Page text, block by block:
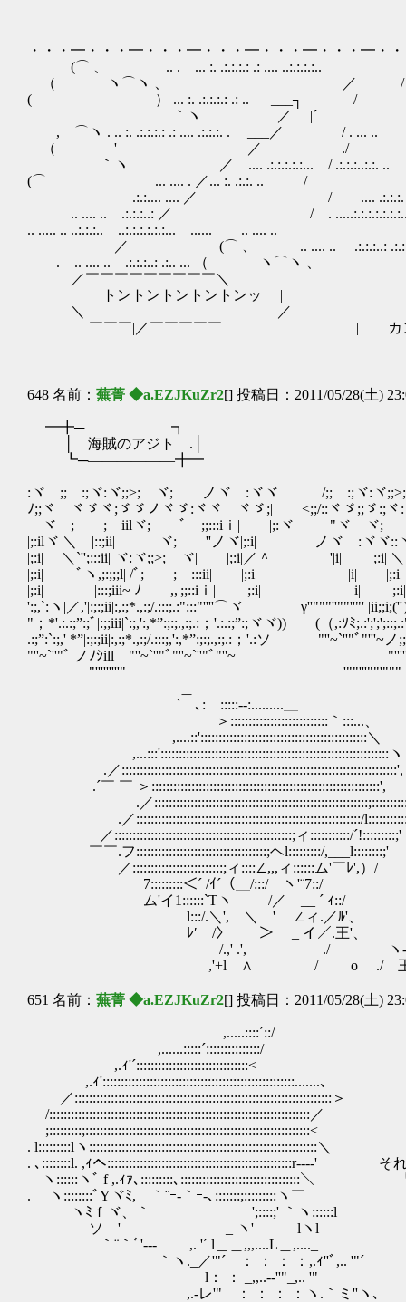
・・・━・・・━・・・━・・・━・・・━・・・━
(⌒ 、 .. . ... :. .:.:.:.: .: .... ..:.:.:.:..
（ ヽ⌒ヽ 、 ／ / .. .:.:.:..:
( ） ... :. .:.:.:.: .: .. ___┐ / /
｀ヽ ／ |´ ,
, ⌒ヽ . .. :. .:.:.:.: .: .... .:.:.:. . |___／ / . ... ..
（ ' ／ ./ ヽ
ゝ ｀ヽ ／ .... .:.:.:.:.:... / .:.:.:..:.:.
(⌒ ... .... . ／... :. .:.:. ..
.:.:.... .... ／ / .... .:.:.:. . .. | ...
.. .... .. .:.:.:..: ／ / .
.. ..... .. ..:.:.:.. ..:.:.:.:.:.:... ...... ..
／ (⌒ 、 .. .... .. .:.:.:..: .:.:... , ⌒
. .. .... .. .:.:.:..: .:.. ... （ ヽ⌒
／￣￣￣￣￣￣￣￣￣＼
| トントントントントンッ |
＼ ／ ／￣￣￣￣
￣￣￣|／￣￣￣￣￣ | カン
648 名前： 蕪菁 ◆a.EZJKuZr2[] 投稿日：2011/05/28(土)
━╋─――――――┓
│ 海賊のアジト .│
┗─――――――╋━
:ヾゞ;;ゞ:;ヾ:ヾ;;>;ゞヾ;ゞゞノヾゞ:ヾヾ /;;ゞ:;ヾ:ヾ
ﾉ;;ヾ ヾゞヾ;ゞゞノヾゞ:ヾヾ ヾゞ;| <;;/::ヾゞ;;ゞ:;ヾ:
ゞヾ ;ゞゞ;ゞiilヾ;ゞゞﾞゞ;;:::iｉ| |;:ヾゞ "ヾゞヾ;ゞ
|;:ilヾ ＼ |::;ii| ヾ;ゞゞ''ノヾ|;:i| ノヾゞ:ヾヾ
|;:i| ＼`'';:::ii| ヾ:ヾ;;>;ゞヾ| |;:i|／＾ '|i| |;:i| ＼｀
|;:i| ﾞヽ,;:;;;l| /ﾞ;ゞゞ;ゞ:::ii| |;:i| |i| |;:i|
|;:i| |:::;iii~ ﾉ ,,|;;::iｉ| |;:i| |i| |;:i|
':;,`:ヽ|／,'|:;:;ii|:,:;*.,:;/.:::;.:":::"''''⌒ヾゞ γ''"""''""''"'
"；*'.:.:;”:;ﾞ|:;;iii|`:;,':,*”:;:;.,:;.:；'.:.:;”:;ヾヾ)) (（,:ｿﾐ
.:;”:`:;,' *”|:;:;ii|:,:;*.,:;/.:::;,':,*”:;:;.,:;.:；'.:ソ "''~`''"ﾞ"'''~ノ
"''~`''"ﾞ ノﾉｼillゝ"''~`''"ﾞ"''~`''"ﾞ"''~
"'''''''''" '""'''""'"""
` ､:￣:::::‐-:.........＿
＞:::::::::::::::::::::::::::｀:::...、
,....::'::::::::::::::::::::::::::::::::::::::::::::::＼
,...:::':::::::::::::::::::::::::::::::::::::::::::::::::::::::::::::::ヽ
.／::::::::::::::::::::::::::::::::::::::::::::::::::::::::::::::::::::::::::::',
.´￣ ￣ ＞:::::::::::::::::::::::::::::::::::::::::::::::::::::::::::::::',
.／
.／::::::::::::::::::::::::::::::::::::::::::::::::::::::::::::::/
／:::::::::::::::::::::::::::::::::::::::::::::::::;ィ:::::::::::/
￣￣.フ::::::::::::::::::::::::::::::::::::;ヘl:::::::::/,___l::::::::;'
／:::::::::::::::::::::::::;ィ::::∠,,,ィ::::::ム'￣ﾚ',）
￣￣7:::::::::＜´ /ｲ´（＿/:::/￣ヽ'¨7::/
ム'イ1::::::`Tヽ /／ __ ´ ｨ::/
l:::/.＼', ＼ ' ∠ィ.／ﾙ'、
ﾚ′ /〉 ＞ _ イ／.王'、
/.,' .', ./ ヽ-､ -‐'
,'+l ∧ / o ./ 王
651 名前： 蕪菁 ◆a.EZJKuZr2[] 投稿日：2011/05/28(土)
,.....::::´::/
,......:::::´:::::::::::::::/
,.ｨ'´:::::::::::::::::::::::::::::::<
,.ｨ':::::::::::::::::::::::::::::::::::::::::::::::::::::.......､
／:::::::::::::::::::::::::::::::::::::::::::::::::::::::::::::::::::::::＞
/::::::::::::::::::::::::::::::::::::::::::::::::::::::::::::::::::::::::／
;:::::::::;::::::::::::::::::::::::::::::::::::::::::::::::::::::::::::::<
. l:::::::::lヽ:::::::::::::::::::::::::::::::::::::::::::::::::::::::::::::::＼
. ､::::::::l. ,ｨへ:::::::::::::::::::::::::::::::::::::::::::::::::::r---‐' そ
ヽ::::::ヽﾞ f ,.ｨｧ､:::::::::､:::::::::::::::::::::::::::::::::＼ 繋
. ヽ::::::::ﾞYヾﾐ, ｀¨ｰ-｀ｰ-､:::::::;:::::::::ヽ￣
ヽﾐｆヾ、｀ ';::::;' ｀ヽ::::::l 私が使っ
ソゝ' _ ヽ' lヽl
｀¨｀ﾞ'-‐- ,. '´ l＿＿,,,....L＿,...._
｀ヽ._／'"´ ： ： ： ：,.ｨ''ﾞ,.. '"´
l： ： _,,..-‐''"_,.. '"
,.-レ'" ： ： ： ：ヽ.｀ミ''ヽ､